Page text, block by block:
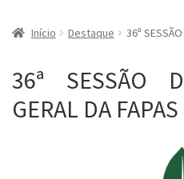
Início Destaque 36ª
36ª SESSÃO
GERAL DA FAPAS